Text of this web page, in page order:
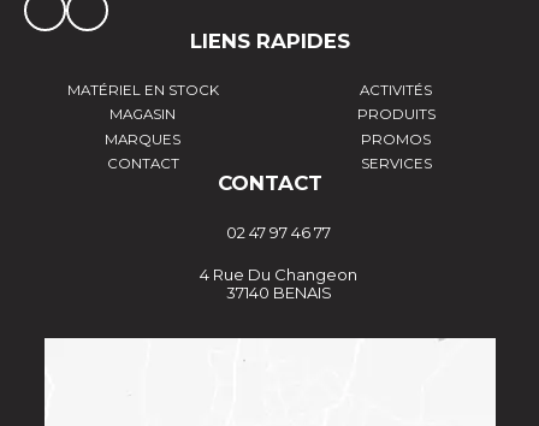
LIENS RAPIDES
MATÉRIEL EN STOCK
ACTIVITÉS
MAGASIN
PRODUITS
MARQUES
PROMOS
CONTACT
SERVICES
CONTACT
02 47 97 46 77
4 Rue Du Changeon
37140 BENAIS